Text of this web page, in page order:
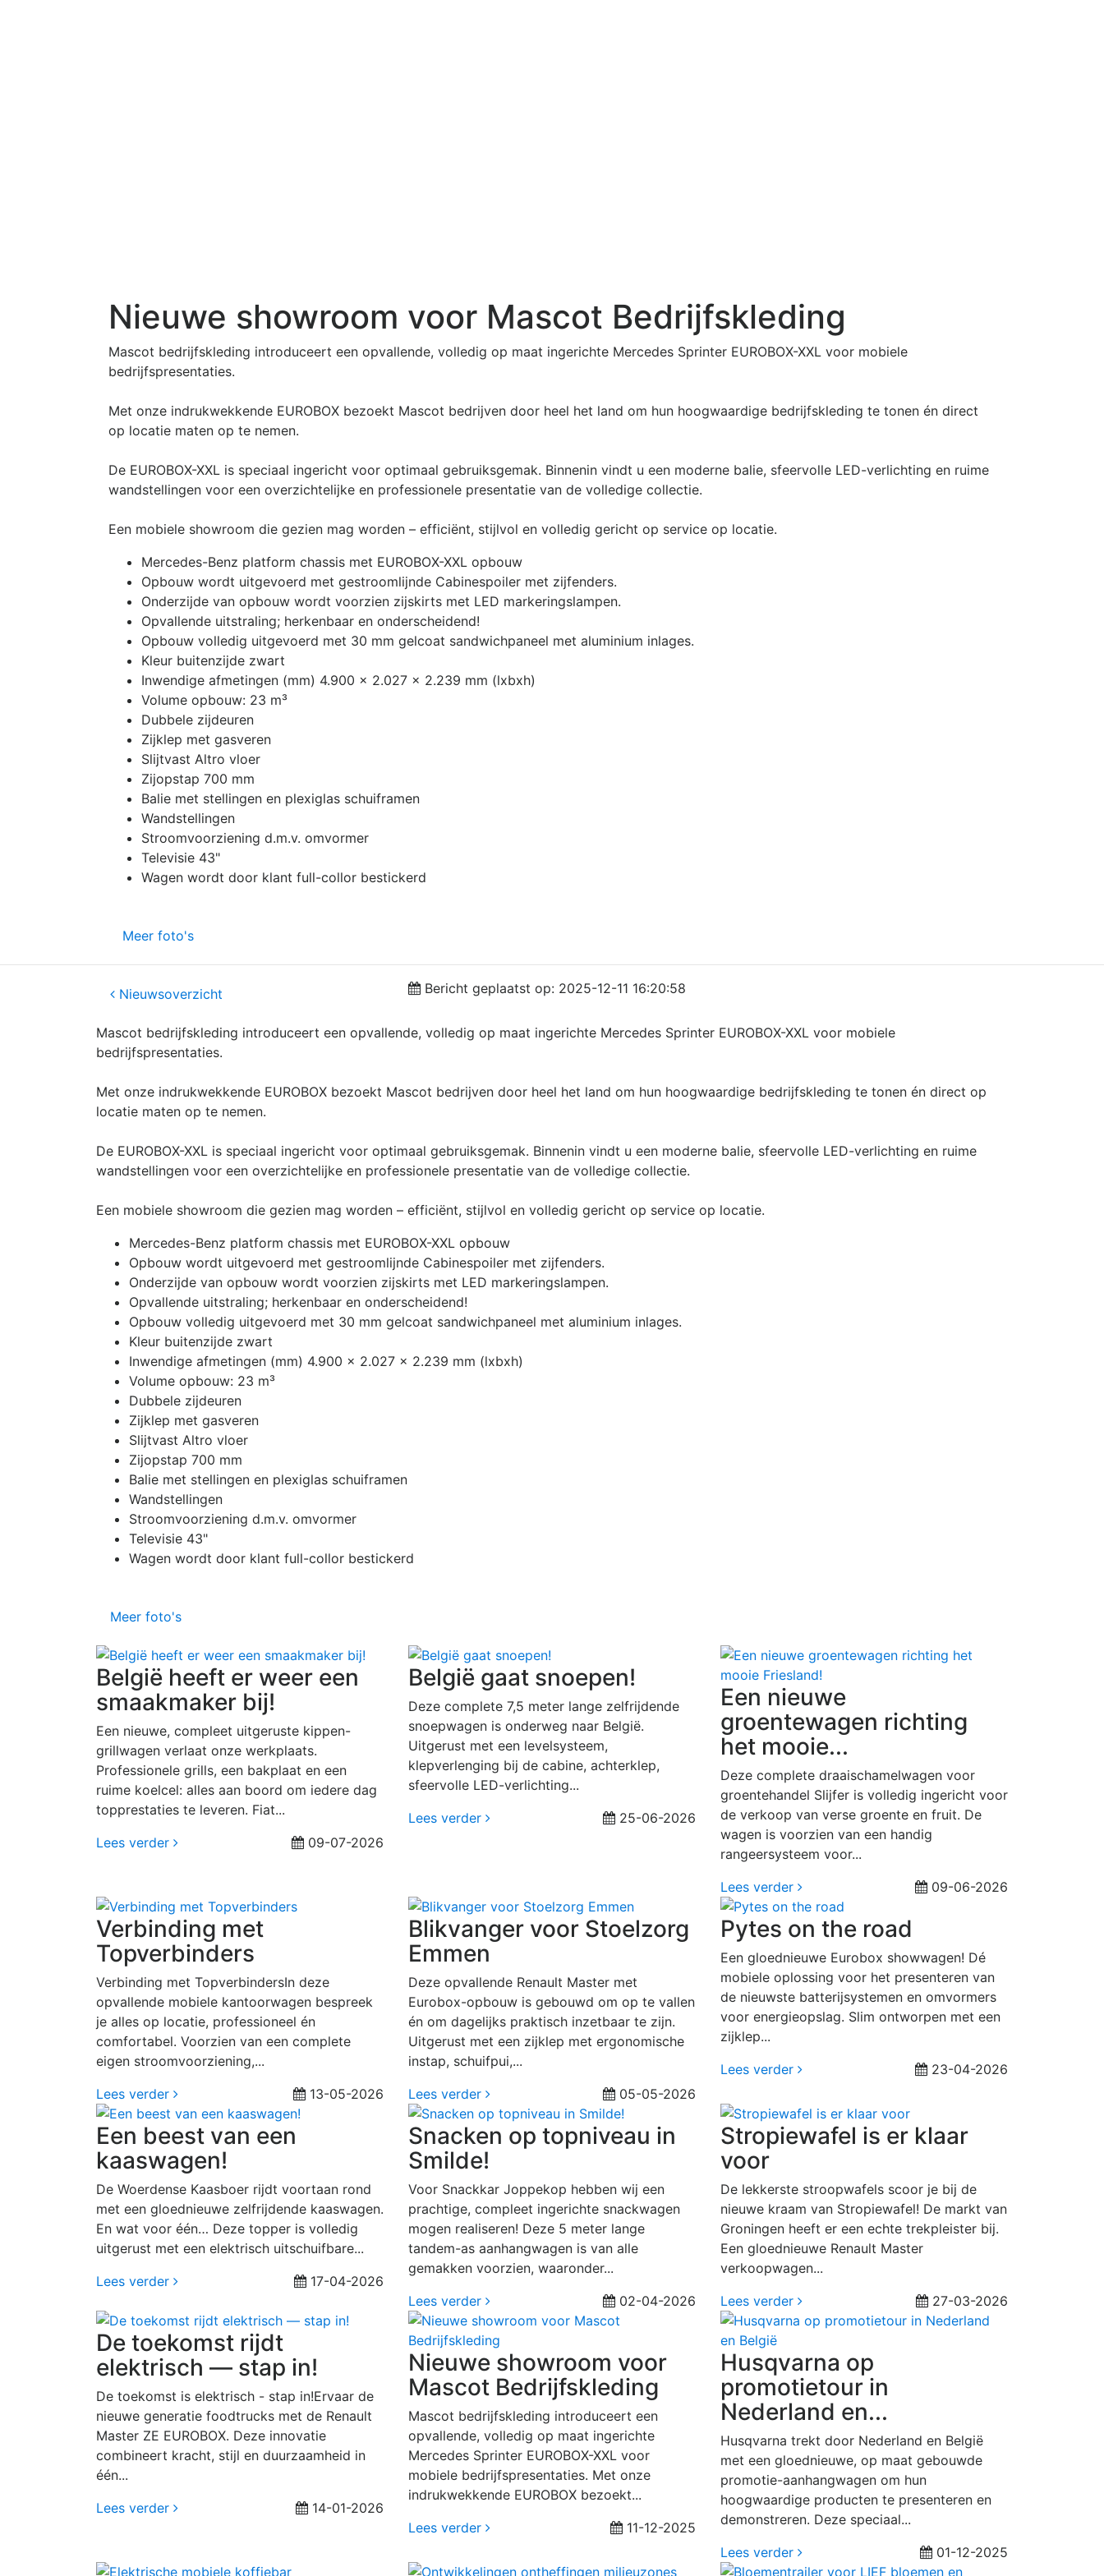
Nieuwe showroom voor Mascot Bedrijfskleding
Mascot bedrijfskleding introduceert een opvallende, volledig op maat ingerichte Mercedes Sprinter EUROBOX-XXL voor mobiele
bedrijfspresentaties.
Met onze indrukwekkende EUROBOX bezoekt Mascot bedrijven door heel het land om hun hoogwaardige bedrijfskleding te tonen én direct
op locatie maten op te nemen.
De EUROBOX-XXL is speciaal ingericht voor optimaal gebruiksgemak. Binnenin vindt u een moderne balie, sfeervolle LED-verlichting en ruime
wandstellingen voor een overzichtelijke en professionele presentatie van de volledige collectie.
Een mobiele showroom die gezien mag worden – efficiënt, stijlvol en volledig gericht op service op locatie.
Mercedes-Benz platform chassis met EUROBOX-XXL opbouw
Opbouw wordt uitgevoerd met gestroomlijnde Cabinespoiler met zijfenders.
Onderzijde van opbouw wordt voorzien zijskirts met LED markeringslampen.
Opvallende uitstraling; herkenbaar en onderscheidend!
Opbouw volledig uitgevoerd met 30 mm gelcoat sandwichpaneel met aluminium inlages.
Kleur buitenzijde zwart
Inwendige afmetingen (mm) 4.900 x 2.027 x 2.239 mm (lxbxh)
Volume opbouw: 23 m³
Dubbele zijdeuren
Zijklep met gasveren
Slijtvast Altro vloer
Zijopstap 700 mm
Balie met stellingen en plexiglas schuiframen
Wandstellingen
Stroomvoorziening d.m.v. omvormer
Televisie 43"
Wagen wordt door klant full-collor bestickerd
Meer foto's
Nieuwsoverzicht Bericht geplaatst op: 2025-12-11 16:20:58
Mascot bedrijfskleding introduceert een opvallende, volledig op maat ingerichte Mercedes Sprinter EUROBOX-XXL voor mobiele
bedrijfspresentaties.
Met onze indrukwekkende EUROBOX bezoekt Mascot bedrijven door heel het land om hun hoogwaardige bedrijfskleding te tonen én direct op
locatie maten op te nemen.
De EUROBOX-XXL is speciaal ingericht voor optimaal gebruiksgemak. Binnenin vindt u een moderne balie, sfeervolle LED-verlichting en ruime
wandstellingen voor een overzichtelijke en professionele presentatie van de volledige collectie.
Een mobiele showroom die gezien mag worden – efficiënt, stijlvol en volledig gericht op service op locatie.
Mercedes-Benz platform chassis met EUROBOX-XXL opbouw
Opbouw wordt uitgevoerd met gestroomlijnde Cabinespoiler met zijfenders.
Onderzijde van opbouw wordt voorzien zijskirts met LED markeringslampen.
Opvallende uitstraling; herkenbaar en onderscheidend!
Opbouw volledig uitgevoerd met 30 mm gelcoat sandwichpaneel met aluminium inlages.
Kleur buitenzijde zwart
Inwendige afmetingen (mm) 4.900 x 2.027 x 2.239 mm (lxbxh)
Volume opbouw: 23 m³
Dubbele zijdeuren
Zijklep met gasveren
Slijtvast Altro vloer
Zijopstap 700 mm
Balie met stellingen en plexiglas schuiframen
Wandstellingen
Stroomvoorziening d.m.v. omvormer
Televisie 43"
Wagen wordt door klant full-collor bestickerd
Meer foto's
België heeft er weer een
smaakmaker bij!
Een nieuwe, compleet uitgeruste kippen-
grillwagen verlaat onze werkplaats.
Professionele grills, een bakplaat en een
ruime koelcel: alles aan boord om iedere dag
topprestaties te leveren. Fiat...
Lees verder
09-07-2026
België gaat snoepen!
Deze complete 7,5 meter lange zelfrijdende
snoepwagen is onderweg naar België.
Uitgerust met een levelsysteem,
klepverlenging bij de cabine, achterklep,
sfeervolle LED-verlichting...
Lees verder
25-06-2026
Een nieuwe
groentewagen richting
het mooie...
Deze complete draaischamelwagen voor
groentehandel Slijfer is volledig ingericht voor
de verkoop van verse groente en fruit. De
wagen is voorzien van een handig
rangeersysteem voor...
Lees verder
09-06-2026
Verbinding met
Topverbinders
Verbinding met TopverbindersIn deze
opvallende mobiele kantoorwagen bespreek
je alles op locatie, professioneel én
comfortabel. Voorzien van een complete
eigen stroomvoorziening,...
Lees verder
13-05-2026
Blikvanger voor Stoelzorg
Emmen
Deze opvallende Renault Master met
Eurobox-opbouw is gebouwd om op te vallen
én om dagelijks praktisch inzetbaar te zijn.
Uitgerust met een zijklep met ergonomische
instap, schuifpui,...
Lees verder
05-05-2026
Pytes on the road
Een gloednieuwe Eurobox showwagen! Dé
mobiele oplossing voor het presenteren van
de nieuwste batterijsystemen en omvormers
voor energieopslag. Slim ontworpen met een
zijklep...
Lees verder
23-04-2026
Een beest van een
kaaswagen!
De Woerdense Kaasboer rijdt voortaan rond
met een gloednieuwe zelfrijdende kaaswagen.
En wat voor één… Deze topper is volledig
uitgerust met een elektrisch uitschuifbare...
Lees verder
17-04-2026
Snacken op topniveau in
Smilde!
Voor Snackkar Joppekop hebben wij een
prachtige, compleet ingerichte snackwagen
mogen realiseren! Deze 5 meter lange
tandem-as aanhangwagen is van alle
gemakken voorzien, waaronder...
Lees verder
02-04-2026
Stropiewafel is er klaar
voor
De lekkerste stroopwafels scoor je bij de
nieuwe kraam van Stropiewafel! De markt van
Groningen heeft er een echte trekpleister bij.
Een gloednieuwe Renault Master
verkoopwagen...
Lees verder
27-03-2026
De toekomst rijdt
elektrisch — stap in!
De toekomst is elektrisch - stap in!Ervaar de
nieuwe generatie foodtrucks met de Renault
Master ZE EUROBOX. Deze innovatie
combineert kracht, stijl en duurzaamheid in
één...
Lees verder
14-01-2026
Nieuwe showroom voor
Mascot Bedrijfskleding
Mascot bedrijfskleding introduceert een
opvallende, volledig op maat ingerichte
Mercedes Sprinter EUROBOX-XXL voor
mobiele bedrijfspresentaties. Met onze
indrukwekkende EUROBOX bezoekt...
Lees verder
11-12-2025
Husqvarna op
promotietour in
Nederland en...
Husqvarna trekt door Nederland en België
met een gloednieuwe, op maat gebouwde
promotie-aanhangwagen om hun
hoogwaardige producten te presenteren en
demonstreren. Deze speciaal...
Lees verder
01-12-2025